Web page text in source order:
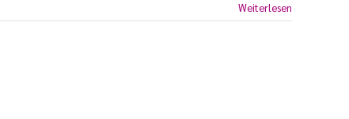
Weiterlesen